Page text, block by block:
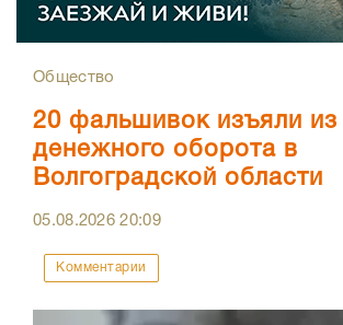
Общество
20 фальшивок изъяли из
денежного оборота в
Волгоградской области
05.08.202620:09
Комментарии